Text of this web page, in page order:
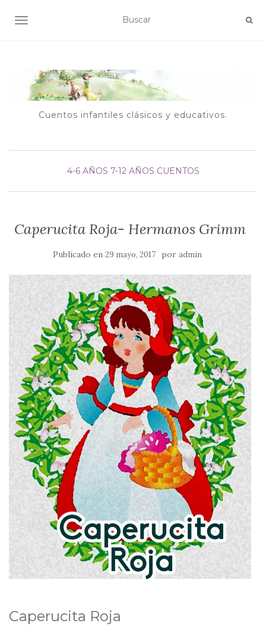
ALTERNAR NAVEGACIÓN
Cuentos infantiles clásicos y educativos.
4-6 AÑOS 7-12 AÑOS CUENTOS
Caperucita Roja- Hermanos Grimm
Publicado en 29 mayo, 2017 por admin
Caperucita Roja